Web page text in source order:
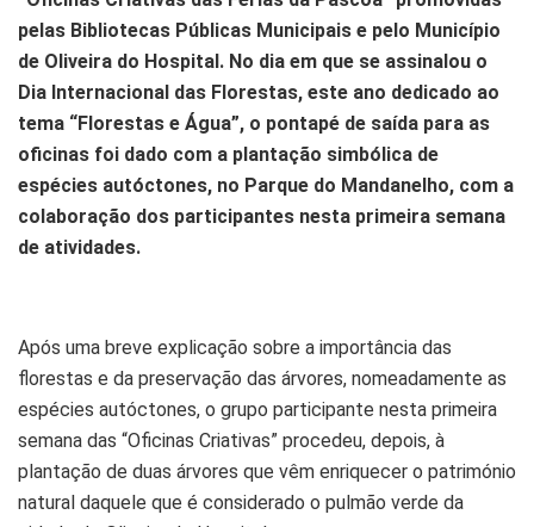
pelas Bibliotecas Públicas Municipais e pelo Município
de Oliveira do Hospital. No dia em que se assinalou o
Dia Internacional das Florestas, este ano dedicado ao
tema “Florestas e Água”, o pontapé de saída para as
oficinas foi dado com a plantação simbólica de
espécies autóctones, no Parque do Mandanelho, com a
colaboração dos participantes nesta primeira semana
de atividades.
Após uma breve explicação sobre a importância das
florestas e da preservação das árvores, nomeadamente as
espécies autóctones, o grupo participante nesta primeira
semana das “Oficinas Criativas” procedeu, depois, à
plantação de duas árvores que vêm enriquecer o património
natural daquele que é considerado o pulmão verde da